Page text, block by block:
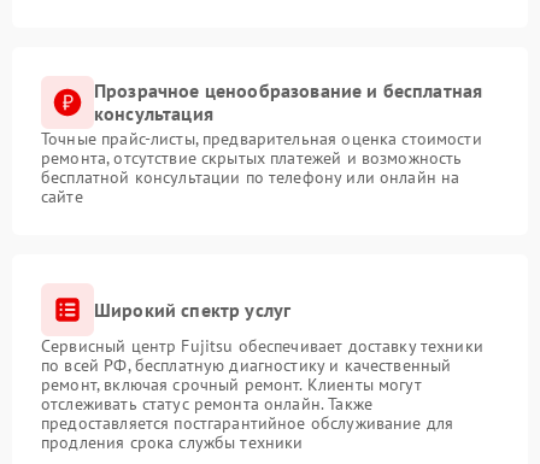
Прозрачное ценообразование и бесплатная
консультация
Точные прайс-листы, предварительная оценка стоимости
ремонта, отсутствие скрытых платежей и возможность
бесплатной консультации по телефону или онлайн на
сайте
Широкий спектр услуг
Сервисный центр Fujitsu обеспечивает доставку техники
по всей РФ, бесплатную диагностику и качественный
ремонт, включая срочный ремонт. Клиенты могут
отслеживать статус ремонта онлайн. Также
предоставляется постгарантийное обслуживание для
продления срока службы техники